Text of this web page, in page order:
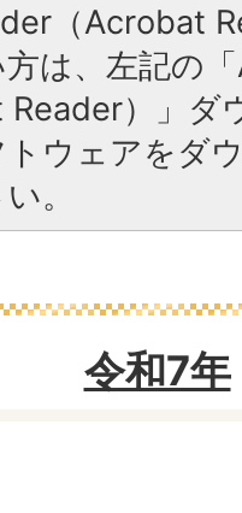
（Acrobat
は、左記の
）」ダ
ウェアをダ
。
令和7年